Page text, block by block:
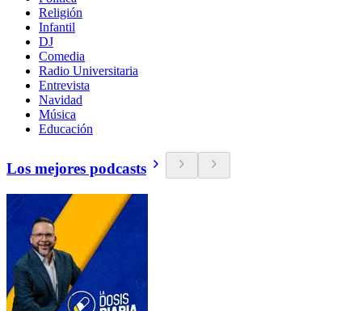
Religión
Infantil
DJ
Comedia
Radio Universitaria
Entrevista
Navidad
Música
Educación
Los mejores podcasts